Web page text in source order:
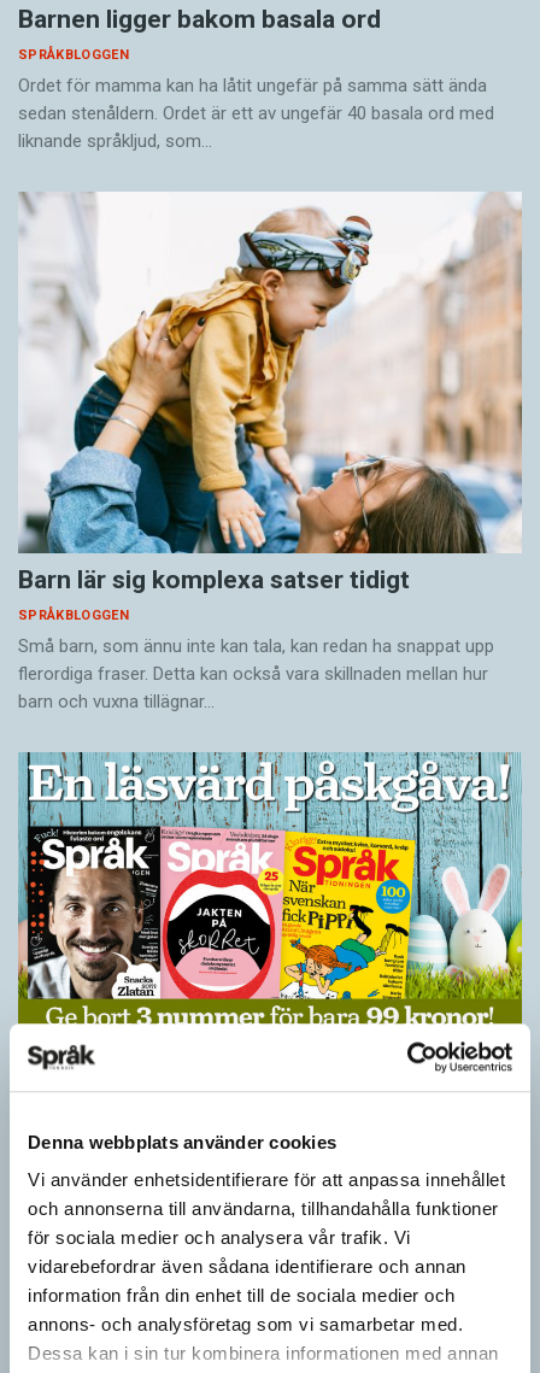
Denna webbplats använder cookies
Vi använder enhetsidentifierare för att anpassa innehållet
och annonserna till användarna, tillhandahålla funktioner
för sociala medier och analysera vår trafik. Vi
vidarebefordrar även sådana identifierare och annan
information från din enhet till de sociala medier och
annons- och analysföretag som vi samarbetar med.
Dessa kan i sin tur kombinera informationen med annan
Barnen ligger bakom basala ord
SPRÅKBLOGGEN
Ordet för mamma kan ha låtit ungefär på samma sätt ända
sedan stenåldern. Ordet är ett av ungefär 40 basala ord med
liknande språkljud, som…
Barn lär sig komplexa satser tidigt
SPRÅKBLOGGEN
Små barn, som ännu inte kan tala, kan redan ha snappat upp
flerordiga fraser. Detta kan också vara skillnaden mellan hur
barn och vuxna tillägnar…
Ge bort Språktidningen till påsk!
bort 3 nummer av Språktidningen för bara 99 kronor! Du kan
också…